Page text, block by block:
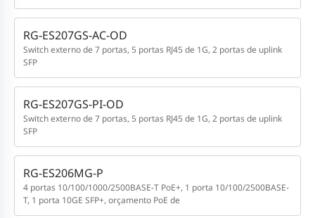
RG-ES207GS-AC-OD
Switch externo de 7 portas, 5 portas RJ45 de 1G, 2 portas de uplink
SFP
RG-ES207GS-PI-OD
Switch externo de 7 portas, 5 portas RJ45 de 1G, 2 portas de uplink
SFP
RG-ES206MG-P
4 portas 10/100/1000/2500BASE-T PoE+, 1 porta 10/100/2500BASE-
T, 1 porta 10GE SFP+, orçamento PoE de